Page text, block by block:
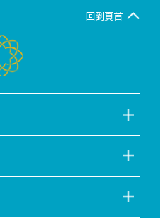
回到頁首